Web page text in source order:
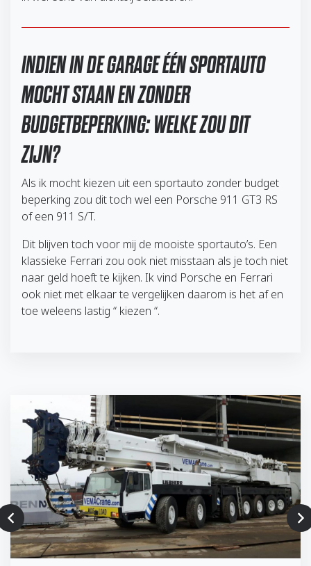
INDIEN IN DE GARAGE ÉÉN SPORTAUTO
MOCHT STAAN EN ZONDER
BUDGETBEPERKING: WELKE ZOU DIT
ZIJN?
Als ik mocht kiezen uit een sportauto zonder budget
beperking zou dit toch wel een Porsche 911 GT3 RS
of een 911 S/T.
Dit blijven toch voor mij de mooiste sportauto’s. Een
klassieke Ferrari zou ook niet misstaan als je toch niet
naar geld hoeft te kijken. Ik vind Porsche en Ferrari
ook niet met elkaar te vergelijken daarom is het af en
toe weleens lastig “ kiezen “.